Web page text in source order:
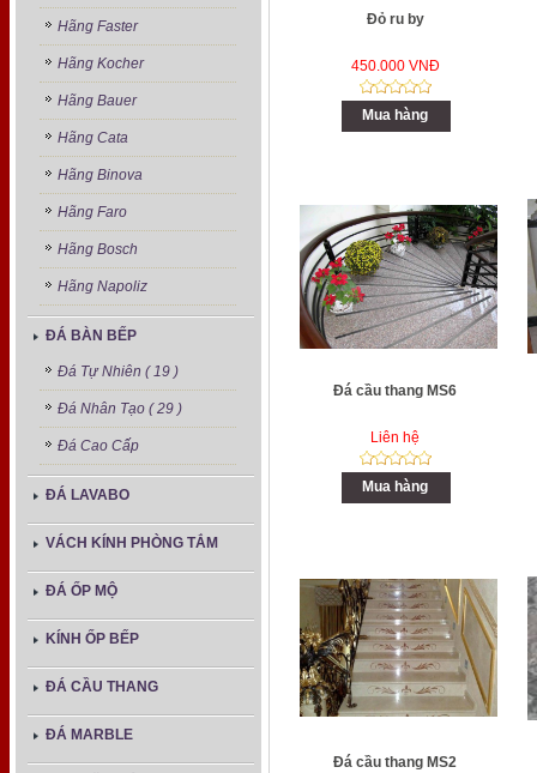
Hãng Faster
Hãng Kocher
Hãng Bauer
Hãng Cata
Hãng Binova
Hãng Faro
Hãng Bosch
Hãng Napoliz
ĐÁ BÀN BẾP
Đá Tự Nhiên ( 19 )
Đá Nhân Tạo ( 29 )
Đá Cao Cấp
ĐÁ LAVABO
VÁCH KÍNH PHÒNG TẮM
ĐÁ ỐP MỘ
KÍNH ỐP BẾP
ĐÁ CẦU THANG
ĐÁ MARBLE
Đỏ ru by
450.000 VNĐ
Mua hàng
Đá cầu thang MS6
Liên hệ
Mua hàng
Đá cầu thang MS2